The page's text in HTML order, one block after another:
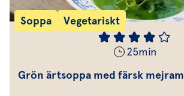
Soppa Vegetariskt
25min
Grön ärtsoppa med färsk mejram